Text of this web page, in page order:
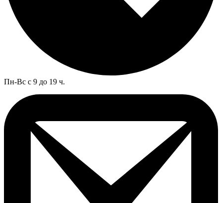
Пн-Вс с 9 до 19 ч.